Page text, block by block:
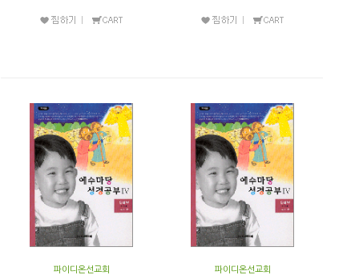
파이디온선교회 파이디온선교회